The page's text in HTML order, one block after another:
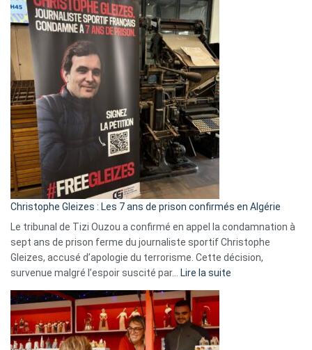
Eurovision
2026
:
Pays-
Bas,
Espagne,
Irlande
et
Slovénie
rejettent
la
présence
d’Israël
Christophe Gleizes : Les 7 ans de prison confirmés en Algérie
Le tribunal de Tizi Ouzou a confirmé en appel la condamnation à
sept ans de prison ferme du journaliste sportif Christophe
Gleizes, accusé d’apologie du terrorisme. Cette décision,
survenue malgré l’espoir suscité par…
Lire la suite